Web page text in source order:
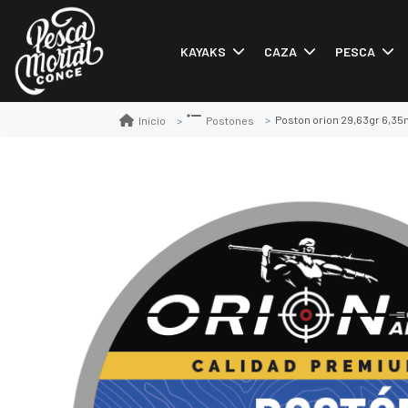
KAYAKS CAZA PESCA
Inicio Postones Poston orion 29,63gr